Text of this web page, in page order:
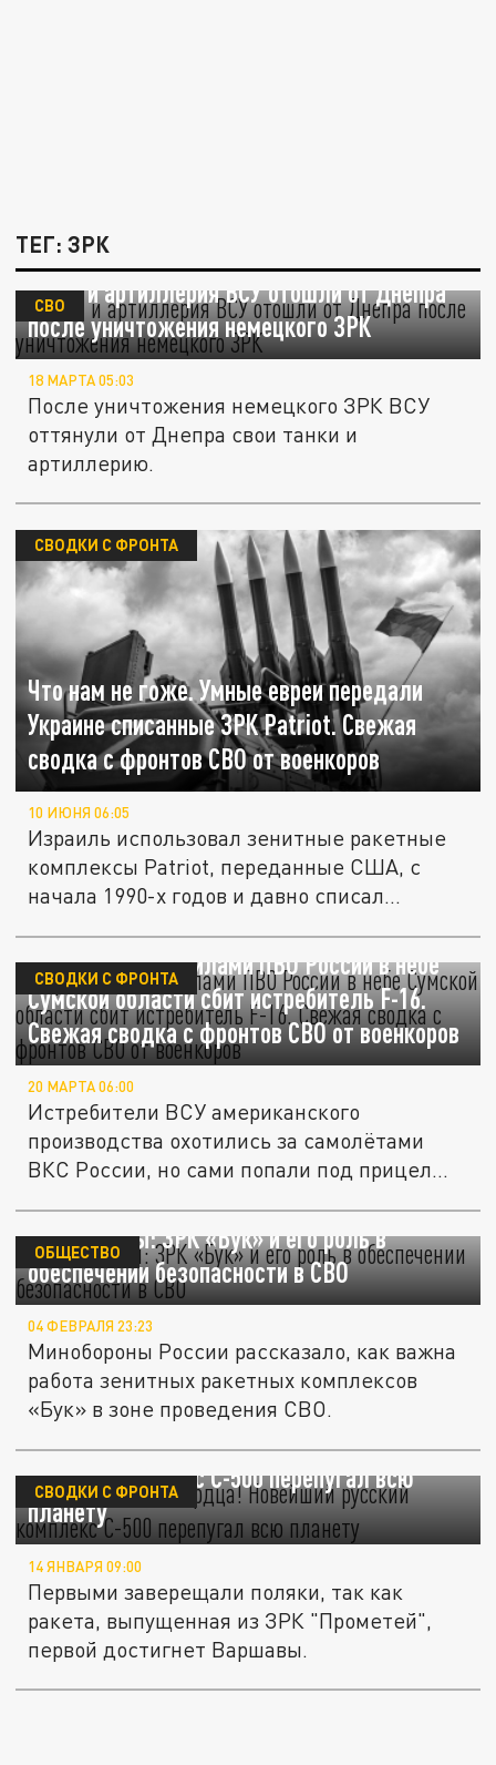
ТЕГ: ЗРК
Танки и артиллерия ВСУ отошли от Днепра
после уничтожения немецкого ЗРК
СВО
18 МАРТА 05:03
После уничтожения немецкого ЗРК ВСУ
оттянули от Днепра свои танки и
артиллерию.
Что нам не гоже. Умные евреи передали
Украине списанные ЗРК Раtriot. Свежая
сводка с фронтов СВО от военкоров
СВОДКИ С ФРОНТА
10 ИЮНЯ 06:05
Израиль использовал зенитные ракетные
комплексы Раtriot, переданные США, с
начала 1990-х годов и давно списал...
Первый пошёл. Силами ПВО России в небе
Сумской области сбит истребитель F-16.
Свежая сводка с фронтов СВО от военкоров
СВОДКИ С ФРОНТА
20 МАРТА 06:00
Истребители ВСУ американского
производства охотились за самолётами
ВКС России, но сами попали под прицел
Минобороны: ЗРК «Бук» и его роль в
обеспечении безопасности в СВО
ОБЩЕСТВО
04 ФЕВРАЛЯ 23:23
Минобороны России рассказало, как важна
работа зенитных ракетных комплексов
«Бук» в зоне проведения СВО.
"Прометей" жжёт сердца! Новейший
русский комплекс С-500 перепугал всю
планету
СВОДКИ С ФРОНТА
14 ЯНВАРЯ 09:00
Первыми заверещали поляки, так как
ракета, выпущенная из ЗРК "Прометей",
первой достигнет Варшавы.